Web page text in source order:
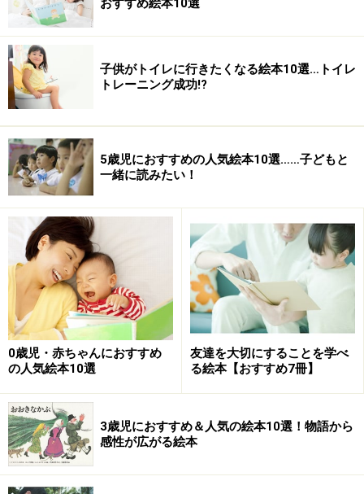
■ 『桃子』
文：江國香織
絵：飯野和好
出版社：旬報社
価格：￥1,365
発行：1989/2000.12
>>次のページは 第４位＆第３位＆第２位
※記事内容は執筆時点のものです。最新の内容をご確認くださ
い。
次のページへ
子供がトイレに行きたくなる絵本10選…トイレ
トレーニング成功!?
5歳児におすすめの人気絵本10選……子どもと
一緒に読みたい！
0歳児・赤ちゃんにおすすめ
の人気絵本10選
友達を大切にすることを学べ
る絵本【おすすめ7冊】
3歳児におすすめ＆人気の絵本10選！物語から
感性が広がる絵本